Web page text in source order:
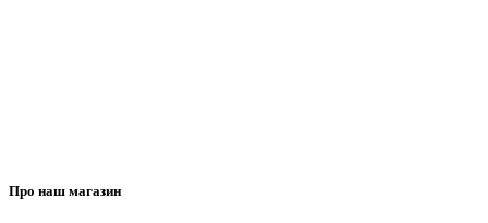
Про наш магазин